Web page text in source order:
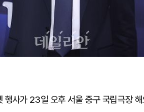
사가 23일 오후 서울 중구 국립극장